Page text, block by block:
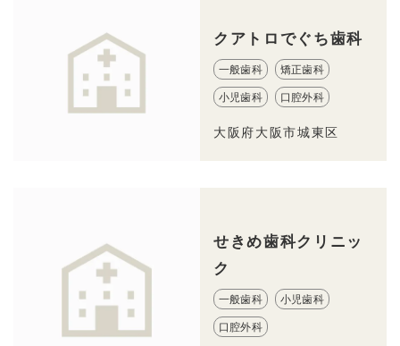
クアトロでぐち歯科
一般歯科 矯正歯科
小児歯科 口腔外科
大阪府大阪市城東区
せきめ歯科クリニッ
ク
一般歯科 小児歯科
口腔外科